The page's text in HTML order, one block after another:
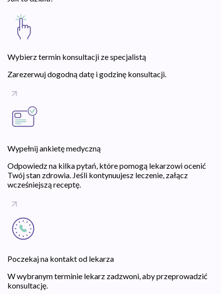
Wybierz termin konsultacji ze specjalistą
Zarezerwuj dogodną datę i godzinę konsultacji.
Wypełnij ankietę medyczną
Odpowiedz na kilka pytań, które pomogą lekarzowi ocenić
Twój stan zdrowia. Jeśli kontynuujesz leczenie, załącz
wcześniejszą receptę.
Poczekaj na kontakt od lekarza
W wybranym terminie lekarz zadzwoni, aby przeprowadzić
konsultację.